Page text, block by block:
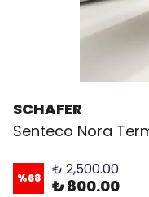
SCHAFER
Senteco Nora
%68 ₺ 2,500.00
₺ 800.00